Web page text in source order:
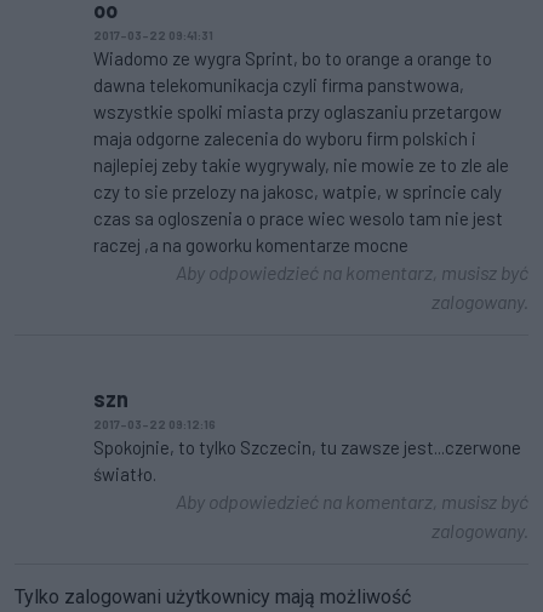
oo
2017-03-22 09:41:31
Wiadomo ze wygra Sprint, bo to orange a orange to
dawna telekomunikacja czyli firma panstwowa,
wszystkie spolki miasta przy oglaszaniu przetargow
maja odgorne zalecenia do wyboru firm polskich i
najlepiej zeby takie wygrywaly, nie mowie ze to zle ale
czy to sie przelozy na jakosc, watpie, w sprincie caly
czas sa ogloszenia o prace wiec wesolo tam nie jest
raczej ,a na goworku komentarze mocne
Aby odpowiedzieć na komentarz, musisz być
zalogowany.
szn
2017-03-22 09:12:16
Spokojnie, to tylko Szczecin, tu zawsze jest...czerwone
światło.
Aby odpowiedzieć na komentarz, musisz być
zalogowany.
Tylko zalogowani użytkownicy mają możliwość